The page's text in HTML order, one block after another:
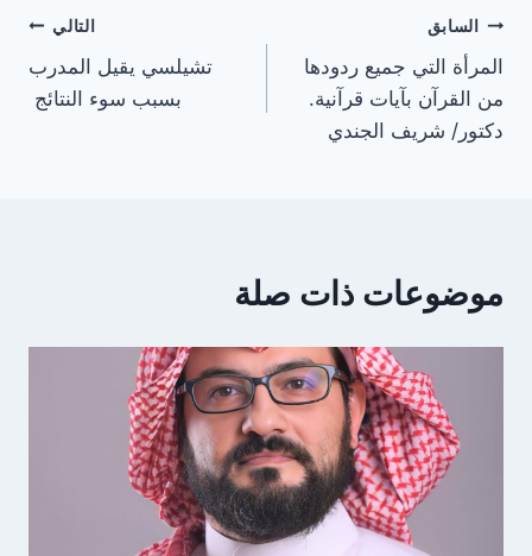
تصفّح
المقالات
السابق
المرأة التي جميع ردودها
من القرآن بآيات قرآنية.
دكتور/ شريف الجندي
التالي
تشيلسي يقيل المدرب
بسبب سوء النتائج
موضوعات ذات صلة